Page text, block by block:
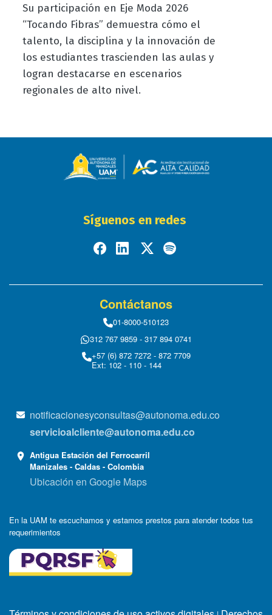
Su participación en Eje Moda 2026
“Tocando Fibras” demuestra cómo el
talento, la disciplina y la innovación de
los estudiantes trascienden las aulas y
logran destacarse en escenarios
regionales de alto nivel.
Síguenos en redes
Contáctanos
01-8000-510123
312 767 9859 - 317 894 0741
+57 (6) 872 7272 - 872 7709
Ext: 102 - 110 - 144
notificacionesyconsultas@autonoma.edu.co
servicioalcliente@autonoma.edu.co
Antigua Estación del Ferrocarril
Manizales - Caldas - Colombia
Ubicación en Google Maps
En la UAM te escuchamos y estamos prestos para atender todos tus
requerimientos